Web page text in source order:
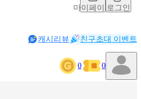
마이페이지로그인
캐시리뷰 친구초대 이벤트
0 0